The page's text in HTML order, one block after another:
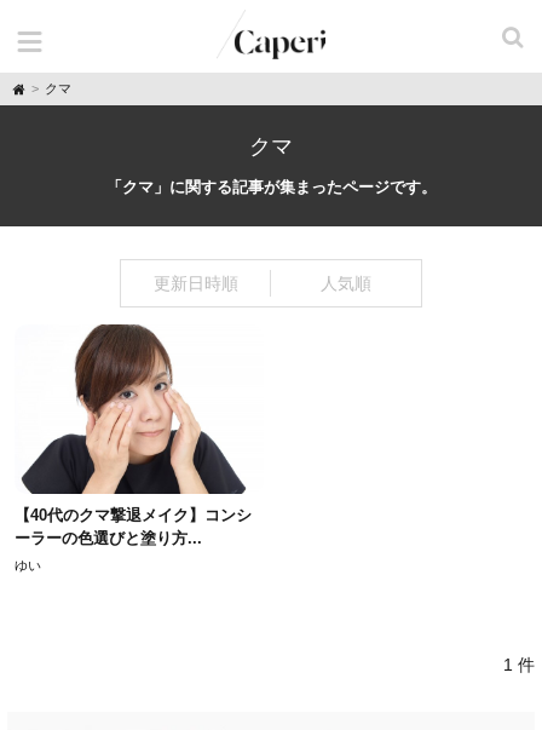
H
o
クマ
クマ
「クマ」に関する記事が集まったページです。
更新日時順 人気順
【40代のクマ撃退メイク】コンシ
ーラーの色選びと塗り方...
ゆい
1 件